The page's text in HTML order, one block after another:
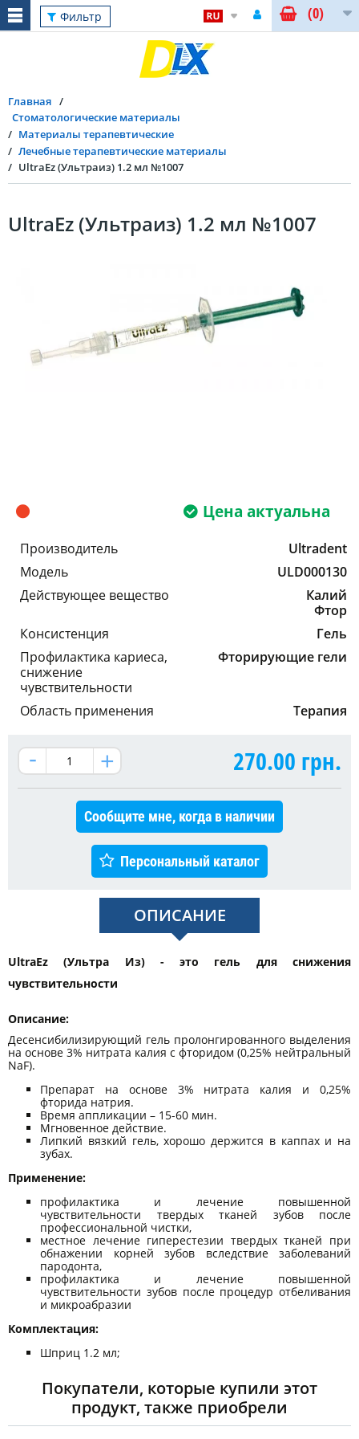
Фильтр (0)
Главная
Стоматологические материалы
Материалы терапевтические
Лечебные терапевтические материалы
UltraEz (Ультраиз) 1.2 мл №1007
UltraEz (Ультраиз) 1.2 мл №1007
Цена актуальна
Производитель
Ultradent
Модель
ULD000130
Действующее вещество
Калий
Фтор
Консистенция
Гель
Профилактика кариеса,
снижение
чувствительности
Фторирующие гели
Область применения Терапия
270.00 грн.
Сообщите мне, когда в наличии
Персональный каталог
ОПИСАНИЕ
UltraEz (Ультра Из) - это гель для снижения
чувствительности
Описание:
Десенсибилизирующий гель пролонгированного выделения
на основе 3% нитрата калия с фторидом (0,25% нейтральный
NaF).
Препарат на основе 3% нитрата калия и 0,25%
фторида натрия.
Время аппликации – 15-60 мин.
Мгновенное действие.
Липкий вязкий гель, хорошо держится в каппах и на
зубах.
Применение:
профилактика и лечение повышенной
чувствительности твердых тканей зубов после
профессиональной чистки,
местное лечение гиперестезии твердых тканей при
обнажении корней зубов вследствие заболеваний
пародонта,
профилактика и лечение повышенной
чувствительности зубов после процедур отбеливания
и микроабразии
Комплектация:
Шприц 1.2 мл;
Покупатели, которые купили этот
продукт, также приобрели